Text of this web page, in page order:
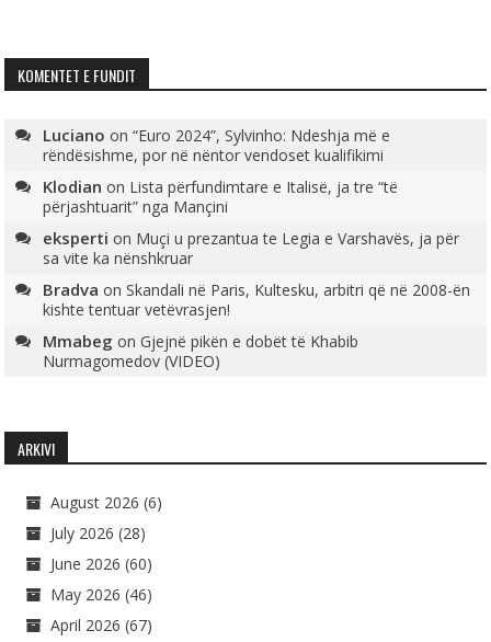
KOMENTET E FUNDIT
Luciano on“Euro 2024”, Sylvinho: Ndeshja më e
rëndësishme, por në nëntor vendoset kualifikimi
Klodian on Lista përfundimtare e Italisë, ja tre “të
përjashtuarit” nga Mançini
eksperti on Muçi u prezantua te Legia e Varshavës, ja për
sa vite ka nënshkruar
Bradva onSkandali në Paris, Kultesku, arbitri që në 2008-ën
kishte tentuar vetëvrasjen!
Mmabeg onGjejnë pikën e dobët të Khabib
Nurmagomedov (VIDEO)
ARKIVI
August 2026 (6)
July 2026 (28)
June 2026 (60)
May 2026 (46)
April 2026 (67)